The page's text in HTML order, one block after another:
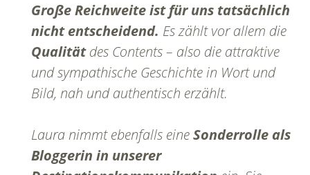
Große Reichweite ist für uns tatsächlich
nicht entscheidend. Es zählt vor allem die
Qualitätdes Contents – also die attraktive
und sympathische Geschichte in Wort und
Bild, nah und authentisch erzählt.
Laura nimmt ebenfalls eineSonderrolle als
Bloggerin in unserer